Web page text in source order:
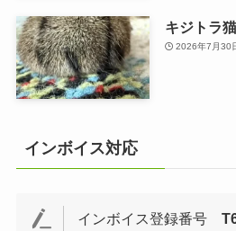
キジトラ
2026年7月30
インボイス対応
インボイス登録番号